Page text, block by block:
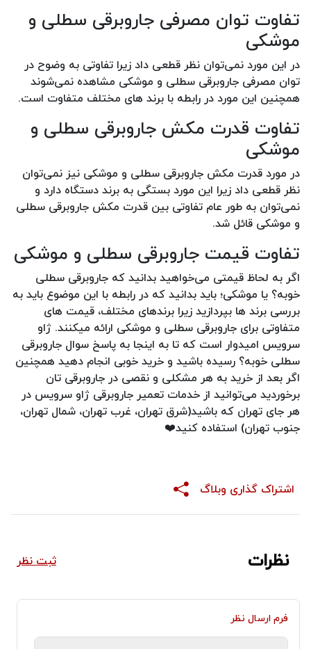
تفاوت توان مصرفی جاروبرقی سطلی و
موشکی
در این مورد نمی‌توان نظر قطعی داد زیرا تفاوتی به وضوح در
توان مصرفی جاروبرقی سطلی و موشکی مشاهده نمی‌شوند
همچنین این مورد در رابطه با برند های مختلف متفاوت است.
تفاوت قدرت مکش جاروبرقی سطلی و
موشکی
در مورد قدرت مکش جاروبرقی سطلی و موشکی نیز نمی‌توان
نظر قطعی داد زیرا این مورد بستگی به برند دستگاه دارد و
نمی‌توان به طور عام تفاوتی بین قدرت مکش جاروبرقی سطلی
و موشکی قائل شد.
تفاوت قیمت جاروبرقی سطلی و موشکی
اگر به لحاظ قیمتی می‌خواهید بدانید که جاروبرقی سطلی
خوبه؟ یا موشکی؛ باید بدانید که در رابطه با این موضوع باید به
بررسی برند ها بپردازید زیرا برندهای مختلف، قیمت های
متفاوتی برای جاروبرقی سطلی و موشکی ارائه میکنند. ژاو
سرویس امیدوار است که تا به اینجا به پاسخ سوال جاروبرقی
سطلی خوبه؟ رسیده باشید و خرید خوبی انجام دهید همچنین
اگر بعد از خرید به هر مشکلی و نقصی در جاروبرقی تان
برخوردید می‌توانید از خدمات تعمیر جاروبرقی ژاو سرویس در
هر جای تهران که باشید(شرق تهران، غرب تهران، شمال تهران،
جنوب تهران) استفاده کنید❤️
اشتراک گذاری وبلاگ
نظرات ثبت نظر
فرم ارسال نظر